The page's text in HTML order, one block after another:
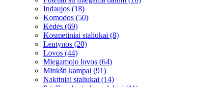
Indaujos (18)
Komodos (50)
Kėdės (69)
Kosmetiniai staliukai (8)
Lentynos (20)
Lovos (44)
Miegamojo lovos (64)
Minkšti kampai (91)
Naktiniai staliukai (14)